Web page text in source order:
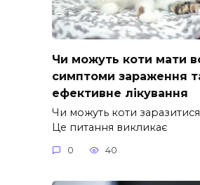
Чи можуть коти мати
симптоми зараження
ефективне лікування
Чи можуть коти
Це питання викликає
0 40